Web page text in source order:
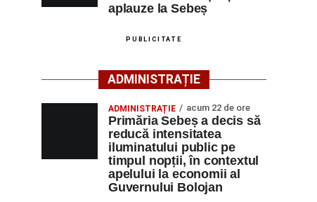
aplauze la Sebeș
PUBLICITATE
ADMINISTRAȚIE
ADMINISTRAȚIE acum 22 de ore
Primăria Sebeș a decis să
reducă intensitatea
iluminatului public pe
timpul nopții, în contextul
apelului la economii al
Guvernului Bolojan